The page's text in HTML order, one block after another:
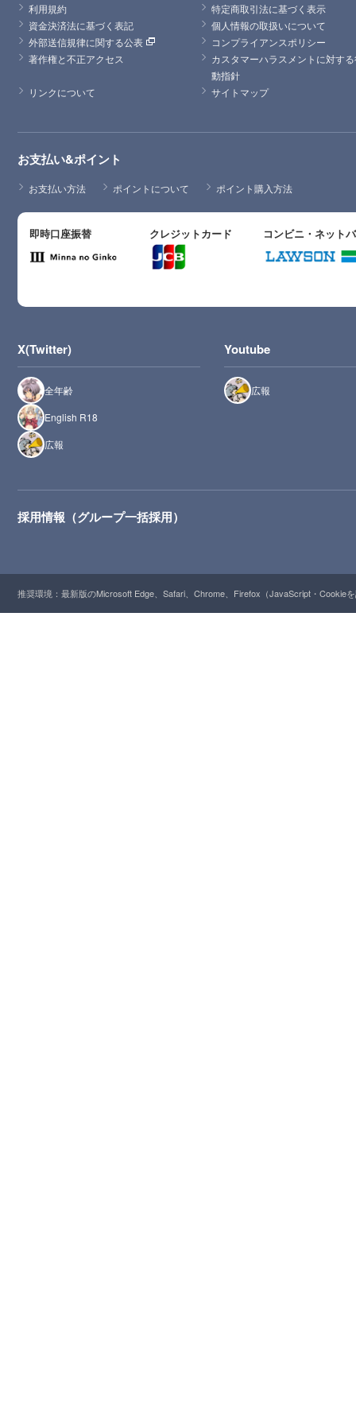
利用規約
特定商取引法に基づく表示
資金決済法に基づく表記
個人情報の取扱いについて
外部送信規律に関する公表
コンプライアンスポリシー
著作権と不正アクセス
カスタマーハラスメントに対す
動指針
リンクについて
サイトマップ
お支払い&ポイント
お支払い方法 ポイントについて ポイント購入方法
即時口座振替 クレジットカード コンビニ・ネット
X(Twitter)
全年齢
English R18
広報
Youtube
広報
採用情報（グループ一括採用）
推奨環境：最新版のMicrosoft Edge、Safari、Chrome、Firefox（JavaScript・Cookie